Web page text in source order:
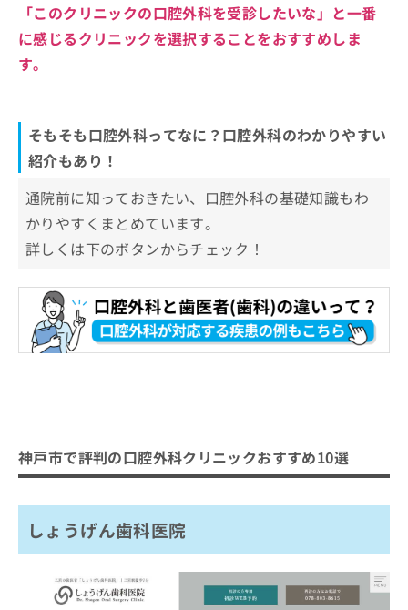
「このクリニックの口腔外科を受診したいな」と一番
に感じるクリニックを選択することをおすすめしま
す。
そもそも口腔外科ってなに？口腔外科のわかりやすい
紹介もあり！
通院前に知っておきたい、口腔外科の基礎知識もわ
かりやすくまとめています。
詳しくは下のボタンからチェック！
神戸市で評判の口腔外科クリニックおすすめ10選
しょうげん歯科医院